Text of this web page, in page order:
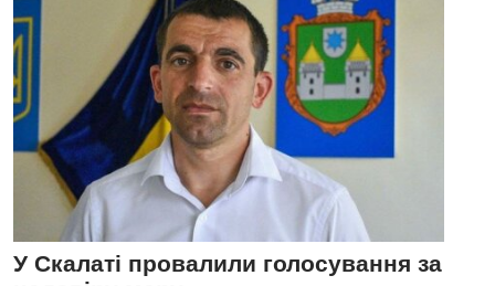
У Скалаті провалили голосування за